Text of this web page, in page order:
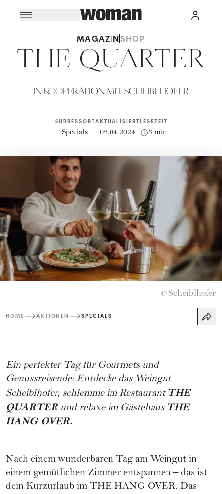
MAGAZINSHOP
THE QUARTER
IN KOOPERATION MIT SCHEIBLHOFER
SUBRESSORT
Specials
AKTUALISIERT
02.04.2024
LESEZEIT
3 min
© Scheiblhofer
HOME AKTIONEN SPECIALS
Ein perfekter Tag für Gourmets und
Genussreisende: Entdecke das Weingut
Scheiblhofer, schlemme im Restaurant THE
QUARTER und relaxe im Gästehaus THE
HANG OVER.
Nach einem wunderbaren Tag am Weingut in
einem gemütlichen Zimmer entspannen – das ist
dein Kurzurlaub im THE HANG OVER. Das